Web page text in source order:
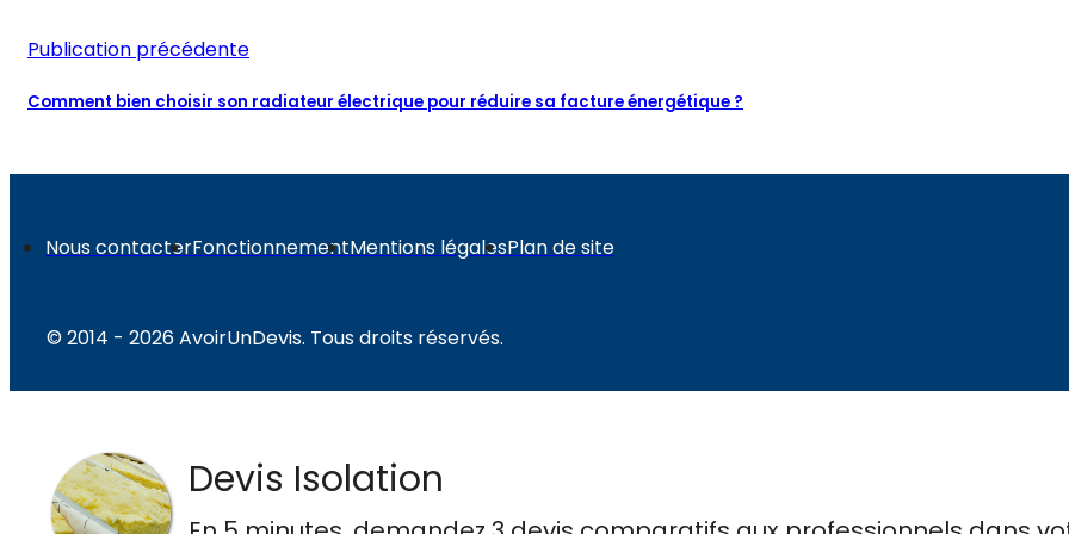
Publication précédente
Comment bien choisir son radiateur électrique pour réduire sa facture énergétique ?
Nous contacterFonctionnementMentions légalesPlan de site
© 2014 - 2026 AvoirUnDevis. Tous droits réservés.
Devis Isolation